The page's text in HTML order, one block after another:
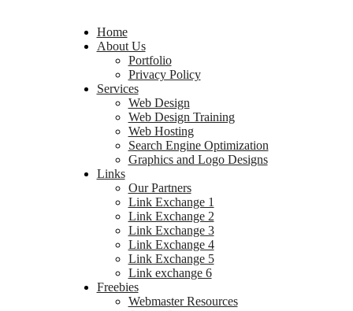
Home
About Us
Portfolio
Privacy Policy
Services
Web Design
Web Design Training
Web Hosting
Search Engine Optimization
Graphics and Logo Designs
Links
Our Partners
Link Exchange 1
Link Exchange 2
Link Exchange 3
Link Exchange 4
Link Exchange 5
Link exchange 6
Freebies
Webmaster Resources